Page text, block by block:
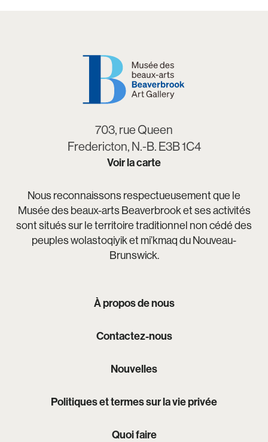
703, rue Queen
Fredericton, N.-B. E3B 1C4
Voir la carte
Nous reconnaissons respectueusement que le
Musée des beaux-arts Beaverbrook et ses activités
sont situés sur le territoire traditionnel non cédé des
peuples wolastoqiyik et mi’kmaq du Nouveau-
Brunswick.
À propos de nous
Contactez-nous
Nouvelles
Politiques et termes sur la vie privée
Quoi faire